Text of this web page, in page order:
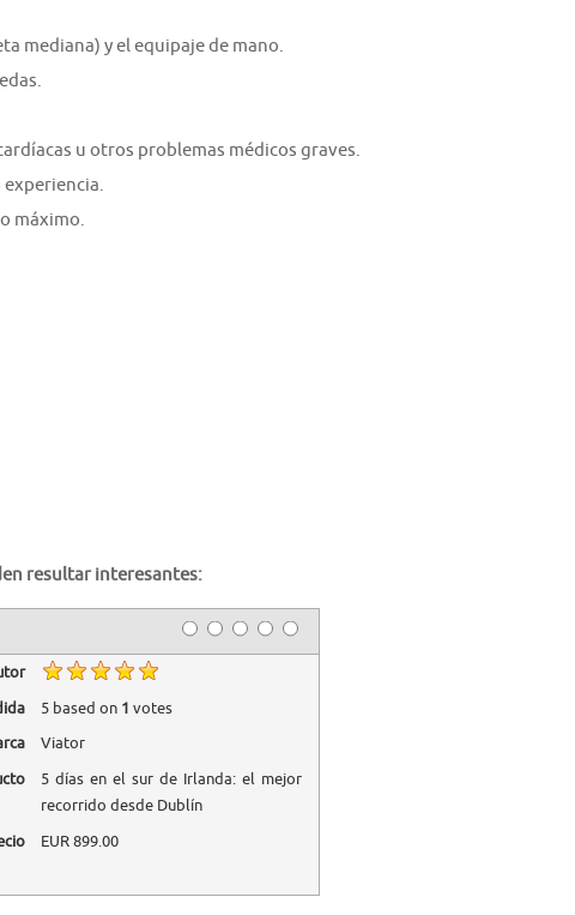
mediana) y el equipaje de mano.
u otros problemas médicos graves.
máximo.
resultar interesantes:
5based on 1 votes
Viator
5 días en el sur de Irlanda: el mejor
recorrido desde Dublín
EUR899.00